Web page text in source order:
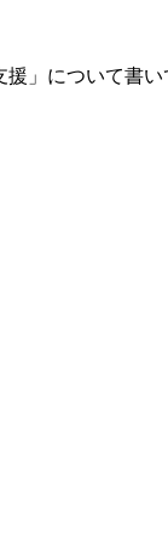
援」について書